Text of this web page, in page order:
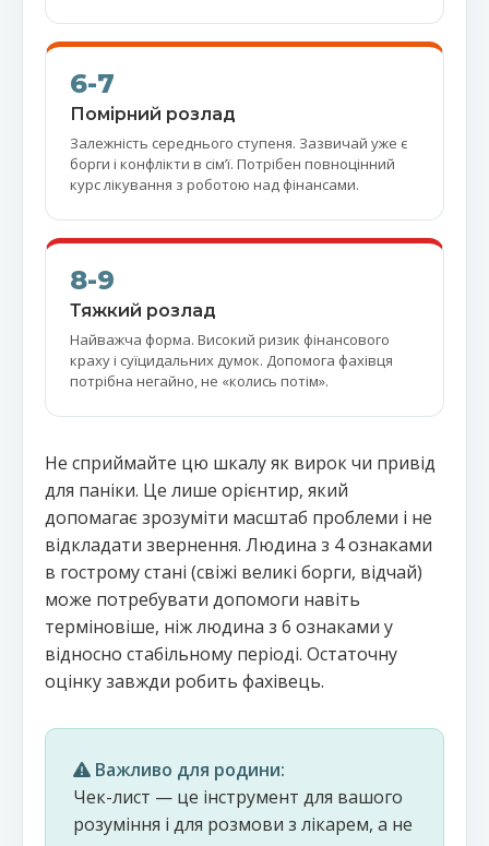
6-7
Помірний розлад
Залежність середнього ступеня. Зазвичай уже є
борги і конфлікти в сімʼї. Потрібен повноцінний
курс лікування з роботою над фінансами.
8-9
Тяжкий розлад
Найважча форма. Високий ризик фінансового
краху і суїцидальних думок. Допомога фахівця
потрібна негайно, не «колись потім».
Не сприймайте цю шкалу як вирок чи привід
для паніки. Це лише орієнтир, який
допомагає зрозуміти масштаб проблеми і не
відкладати звернення. Людина з 4 ознаками
в гострому стані (свіжі великі борги, відчай)
може потребувати допомоги навіть
терміновіше, ніж людина з 6 ознаками у
відносно стабільному періоді. Остаточну
оцінку завжди робить фахівець.
Важливо для родини:
Чек-лист — це інструмент для вашого
розуміння і для розмови з лікарем, а не